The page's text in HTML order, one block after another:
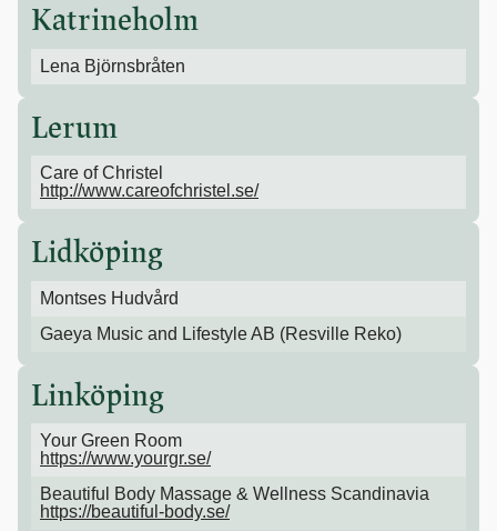
Katrineholm
Lena Björnsbråten
Lerum
Care of Christel
http://www.careofchristel.se/
Lidköping
Montses Hudvård
Gaeya Music and Lifestyle AB (Resville Reko)
Linköping
Your Green Room
https://www.yourgr.se/
Beautiful Body Massage & Wellness Scandinavia
https://beautiful-body.se/